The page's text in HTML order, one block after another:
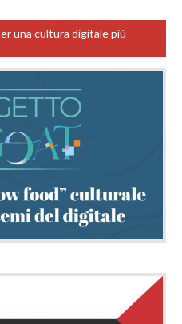
una cultura digitale più